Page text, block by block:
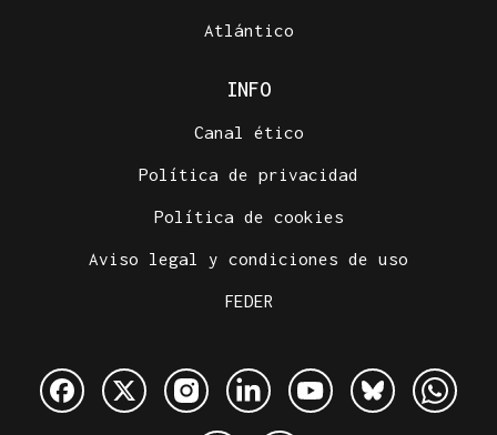
Atlántico
INFO
Canal ético
Política de privacidad
Política de cookies
Aviso legal y condiciones de uso
FEDER